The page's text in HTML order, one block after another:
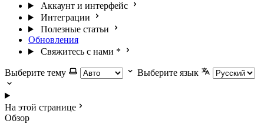
Аккаунт и интерфейс
Интеграции
Полезные статьи
Обновления
Свяжитесь с нами *
Выберите тему Выберите язык
На этой странице
Обзор